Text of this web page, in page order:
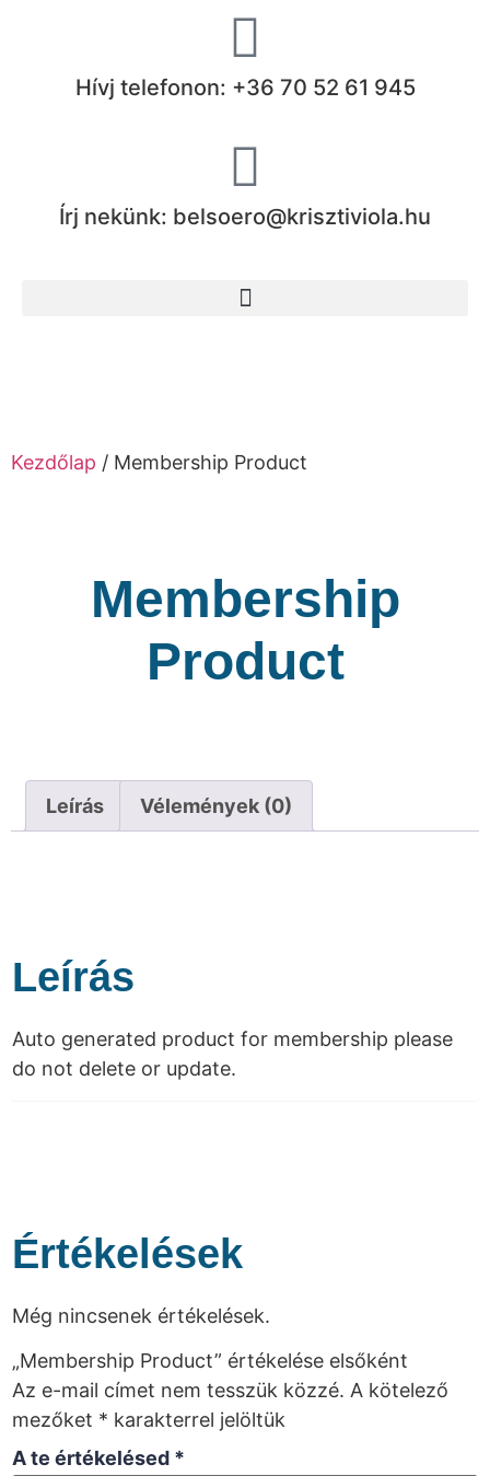
Hívj telefonon: +36 70 52 61 945
Írj nekünk: belsoero@krisztiviola.hu
Kezdőlap / Membership Product
Membership
Product
Leírás Vélemények (0)
Leírás
Auto generated product for membership please
do not delete or update.
Értékelések
Még nincsenek értékelések.
„Membership Product” értékelése elsőként
Az e-mail címet nem tesszük közzé. A kötelező
mezőket * karakterrel jelöltük
A te értékelésed *